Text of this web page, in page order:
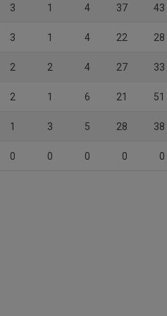
3 1 4 37 43
3 1 4 22 28
2 2 4 27 33
2 1 6 21 51
1 3 5 28 38
0 0 0 0 0